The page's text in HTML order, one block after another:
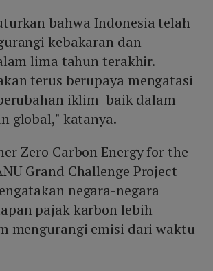
bahwa Indonesia telah
kebakaran dan
lima tahun terakhir.
terus berupaya mengatasi
iklim baik dalam
global," katanya.
Zero Carbon Energy for the
Grand Challenge Project
negara-negara
pajak karbon lebih
mengurangi emisi dari waktu